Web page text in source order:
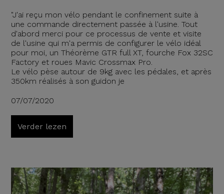
"J'ai reçu mon vélo pendant le confinement suite à
une commande directement passée à l'usine. Tout
d'abord merci pour ce processus de vente et visite
de l'usine qui m'a permis de configurer le vélo idéal
pour moi, un Théorème GTR full XT, fourche Fox 32SC
Factory et roues Mavic Crossmax Pro.
Le vélo pèse autour de 9kg avec les pédales, et après
350km réalisés à son guidon je
07/07/2020
Verder lezen